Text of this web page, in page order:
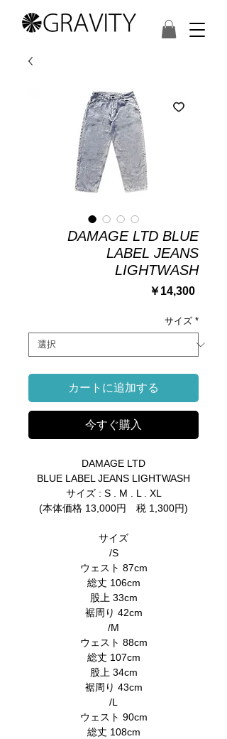
DAMAGE LTD BLUE
LABEL JEANS
LIGHTWASH
￥14,300価
サイズ *
カートに追加する
今すぐ購入
DAMAGE LTD
BLUE LABEL JEANS LIGHTWASH
サイズ : S . M . L . XL
(本体価格 13,000円 税 1,300円)
サイズ
/S
ウェスト 87cm
総丈 106cm
股上 33cm
裾周り 42cm
/M
ウェスト 88cm
総丈 107cm
股上 34cm
裾周り 43cm
/L
ウェスト 90cm
総丈 108cm